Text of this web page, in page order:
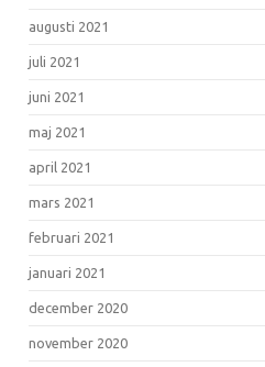
augusti 2021
juli 2021
juni 2021
maj 2021
april 2021
mars 2021
februari 2021
januari 2021
december 2020
november 2020